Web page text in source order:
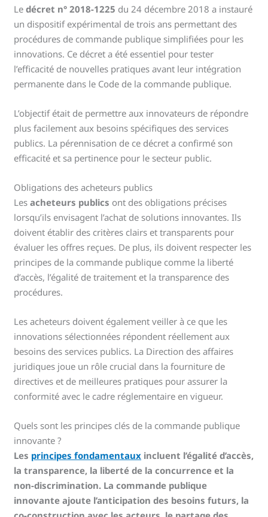
Ledécret n° 2018-1225 du 24 décembre 2018 a instauré
un dispositif expérimental de trois ans permettant des
procédures de commande publique simplifiées pour les
innovations. Ce décret a été essentiel pour tester
l’efficacité de nouvelles pratiques avant leur intégration
permanente dans le Code de la commande publique.
L’objectif était de permettre aux innovateurs de répondre
plus facilement aux besoins spécifiques des services
publics. La pérennisation de ce décret a confirmé son
efficacité et sa pertinence pour le secteur public.
Obligations des acheteurs publics
Lesacheteurs publics ont des obligations précises
lorsqu’ils envisagent l’achat de solutions innovantes. Ils
doivent établir des critères clairs et transparents pour
évaluer les offres reçues. De plus, ils doivent respecter les
principes de la commande publique comme la liberté
d’accès, l’égalité de traitement et la transparence des
procédures.
Les acheteurs doivent également veiller à ce que les
innovations sélectionnées répondent réellement aux
besoins des services publics. La Direction des affaires
juridiques joue un rôle crucial dans la fourniture de
directives et de meilleures pratiques pour assurer la
conformité avec le cadre réglementaire en vigueur.
Quels sont les principes clés de la commande publique
innovante ?
Les principes fondamentaux incluent l’égalité d’accès,
la transparence, la liberté de la concurrence et la
non-discrimination. La commande publique
innovante ajoute l’anticipation des besoins futurs, la